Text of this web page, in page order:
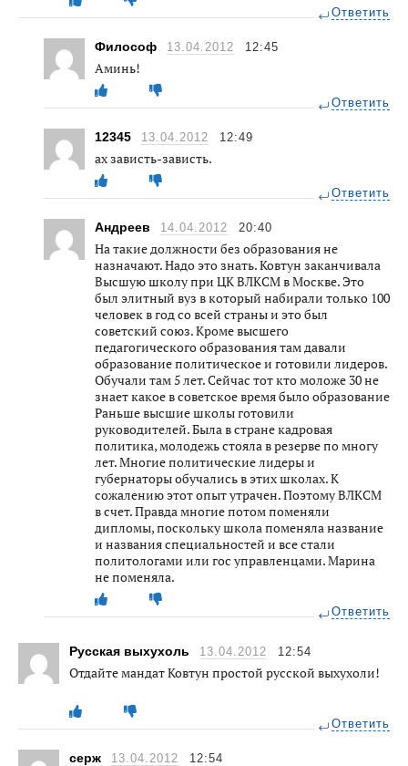
Ответить
Философ 13.04.2012 12:45
Аминь!
Ответить
12345 13.04.2012 12:49
ах зависть-зависть.
Ответить
Андреев 14.04.2012 20:40
На такие должности без образования не
назначают. Надо это знать. Ковтун заканчивала
Высшую школу при ЦК ВЛКСМ в Москве. Это
был элитный вуз в который набирали только 100
человек в год со всей страны и это был
советский союз. Кроме высшего
педагогического образования там давали
образование политическое и готовили лидеров.
Обучали там 5 лет. Сейчас тот кто моложе 30 не
знает какое в советское время было образование
Раньше высшие школы готовили
руководителей. Была в стране кадровая
политика, молодежь стояла в резерве по многу
лет. Многие политические лидеры и
губернаторы обучались в этих школах. К
сожалению этот опыт утрачен. Поэтому ВЛКСМ
в счет. Правда многие потом поменяли
дипломы, поскольку школа поменяла название
и названия специальностей и все стали
политологами или гос управленцами. Марина
не поменяла.
Ответить
Русская выхухоль 13.04.2012 12:54
Отдайте мандат Ковтун простой русской выхухоли!
Ответить
серж 13.04.2012 12:54